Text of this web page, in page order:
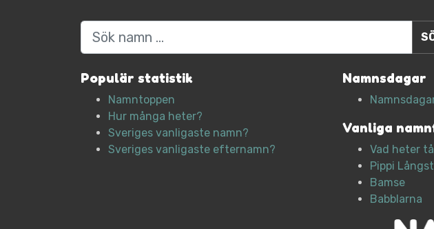
Sök
Populär statistik
Namntoppen
Hur många heter?
Sveriges vanligaste namn?
Sveriges vanligaste efternamn?
Namnsdagar
Vanliga
Vad heter
Pippi
Bamse
Babblarna